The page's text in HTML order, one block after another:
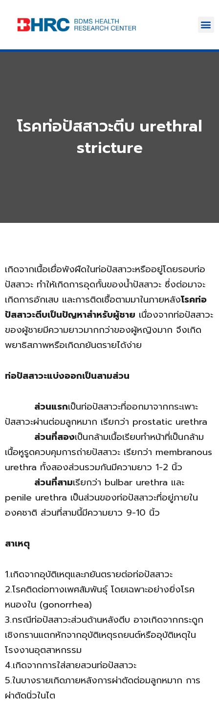
โรคท่อปัสสาวะตีบ urethral
stricture
เกิดจากเนื้อเยื่อพังผืดในท่อปัสสาวะหรืออยู่โดยรอบท่อ
ปัสสาวะ ทำให้เกิดการอุดกั้นของน้ำปัสสาวะ ซึ่งต่อมาจะ
เกิดการอักเสบ และการติดเชื้อตามมาในภายหลังโรคท่อ
ปัสสาวะตีบเป็นปัญหาสำหรับผู้ชาย เนื่องจากท่อปัสสาวะ
ของผู้ชายมีความยาวมากกว่าของผู้หญิงมาก จึงเกิด
พยาธิสภาพหรือเกิดภยันตรายได้ง่าย
ท่อปัสสาวะแบ่งออกเป็นสามส่วน
ส่วนแรกเป็นท่อปัสสาวะที่ออกมาจากกระเพาะ
ปัสสาวะผ่านต่อมลูกหมาก เรียกว่า prostatic urethra
ส่วนที่สองเป็นกล้ามเนื้อเรียบทำหน้าที่เป็นกล้าม
เนื้อหูรูดควบคุมการถ่ายปัสสาวะ เรียกว่า membranous
urethra ทั้งสองส่วนรวมกันมีความยาว 1-2 นิ้ว
ส่วนที่สามเรียกว่า bulbar urethra และ
penile urethra เป็นส่วนของท่อปัสสาวะที่อยู่ภายใน
องคชาติ ส่วนที่สามนี้มีความยาว 9-10 นิ้ว
สาเหตุ
1.เกิดจากอุบัติเหตุและภยันตรายต่อท่อปัสสาวะ
2.โรคติดต่อทางเพศสัมพันธุ์ โดยเฉพาะอย่างยิ่งโรค
หนองใน (gonorrhea)
3.กรณีท่อปัสสาวะส่วนด้านหลังตีบ อาจเกิดจากกระดูก
เชิงกรานแตกหักจากอุบัติเหตุรถยนต์หรืออุบัติเหตุใน
โรงงานอุตสาหกรรม
4.เกิดจากการใส่สายสวนท่อปัสสาวะ
5.ในบางรายเกิดภายหลังการผ่าตัดต่อมลูกหมาก การ
ผ่าตัดนิ่วในไต